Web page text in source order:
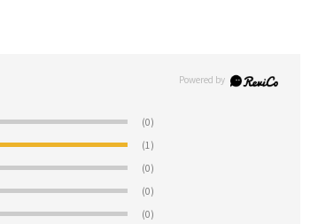
(0)
(1)
(0)
(0)
(0)